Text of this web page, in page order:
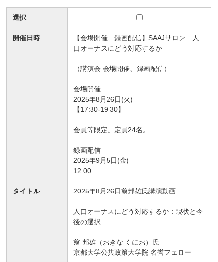
選択
開催日時
【会場開催、録画配信】SAAJサロン 人
口オーナスにどう対応するか
（講演会 会場開催、録画配信）
会場開催
2025年8月26日(火)
【17:30-19:30】
会員等限定。定員24名。
録画配信
2025年9月5日(金)
12:00
タイトル 2025年8月26日翁邦雄氏講演動画
人口オーナスにどう対応するか：現状と今
後の選択
翁 邦雄（おきな くにお）氏
京都大学公共政策大学院 名誉フェロー